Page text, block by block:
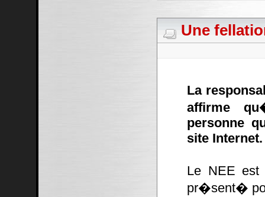
Une
La
affirme
personne
site Internet.
Le NEE est
pr�sent�